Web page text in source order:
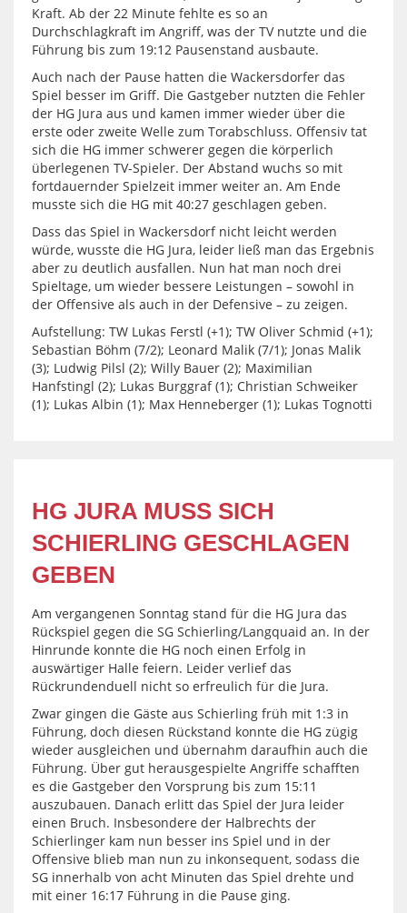
Kraft. Ab der 22 Minute fehlte es so an
Durchschlagkraft im Angriff, was der TV nutzte und die
Führung bis zum 19:12 Pausenstand ausbaute.
Auch nach der Pause hatten die Wackersdorfer das
Spiel besser im Griff. Die Gastgeber nutzten die Fehler
der HG Jura aus und kamen immer wieder über die
erste oder zweite Welle zum Torabschluss. Offensiv tat
sich die HG immer schwerer gegen die körperlich
überlegenen TV-Spieler. Der Abstand wuchs so mit
fortdauernder Spielzeit immer weiter an. Am Ende
musste sich die HG mit 40:27 geschlagen geben.
Dass das Spiel in Wackersdorf nicht leicht werden
würde, wusste die HG Jura, leider ließ man das Ergebnis
aber zu deutlich ausfallen. Nun hat man noch drei
Spieltage, um wieder bessere Leistungen – sowohl in
der Offensive als auch in der Defensive – zu zeigen.
Aufstellung: TW Lukas Ferstl (+1); TW Oliver Schmid (+1);
Sebastian Böhm (7/2); Leonard Malik (7/1); Jonas Malik
(3); Ludwig Pilsl (2); Willy Bauer (2); Maximilian
Hanfstingl (2); Lukas Burggraf (1); Christian Schweiker
(1); Lukas Albin (1); Max Henneberger (1); Lukas Tognotti
HG JURA MUSS SICH
SCHIERLING GESCHLAGEN
GEBEN
Am vergangenen Sonntag stand für die HG Jura das
Rückspiel gegen die SG Schierling/Langquaid an. In der
Hinrunde konnte die HG noch einen Erfolg in
auswärtiger Halle feiern. Leider verlief das
Rückrundenduell nicht so erfreulich für die Jura.
Zwar gingen die Gäste aus Schierling früh mit 1:3 in
Führung, doch diesen Rückstand konnte die HG zügig
wieder ausgleichen und übernahm daraufhin auch die
Führung. Über gut herausgespielte Angriffe schafften
es die Gastgeber den Vorsprung bis zum 15:11
auszubauen. Danach erlitt das Spiel der Jura leider
einen Bruch. Insbesondere der Halbrechts der
Schierlinger kam nun besser ins Spiel und in der
Offensive blieb man nun zu inkonsequent, sodass die
SG innerhalb von acht Minuten das Spiel drehte und
mit einer 16:17 Führung in die Pause ging.